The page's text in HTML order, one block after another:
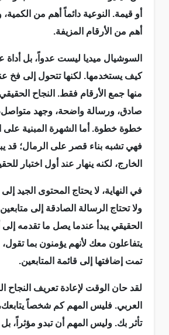
أو قيمة. النوعية دائماً أهم من الكمية،
أهم من الأرقام المزيفة.
السوشيال ميديا ليست عدواً، بل
كيف يستخدمها. لكنها تتحول إلى فخ
منها جمع الأرقام فقط. النجاح
صادق، ورسالة واضحة، وجهد
خطوة خطوة. أما الشهرة المبنية على
فهي تشبه بناء قصر على الرمال؛ قد
الخارج، لكنه ينهار عند أول اختبار
في النهاية، لا يحتاج المحتوى الجيد
ولا تحتاج الرسالة الصادقة إلى متابعين
الحقيقي يبدأ عندما يصل ما تقدمه
يتفاعلون معك لأنهم يؤمنون بما تقول،
تمت إضافتها إلى قائمة المتابعين.
لقد حان الوقت لإعادة تعريف النجاح
العربي. فليس المهم كم شخصاً
تأثر بك. وليس المهم أن تبدو مؤثراً، بل